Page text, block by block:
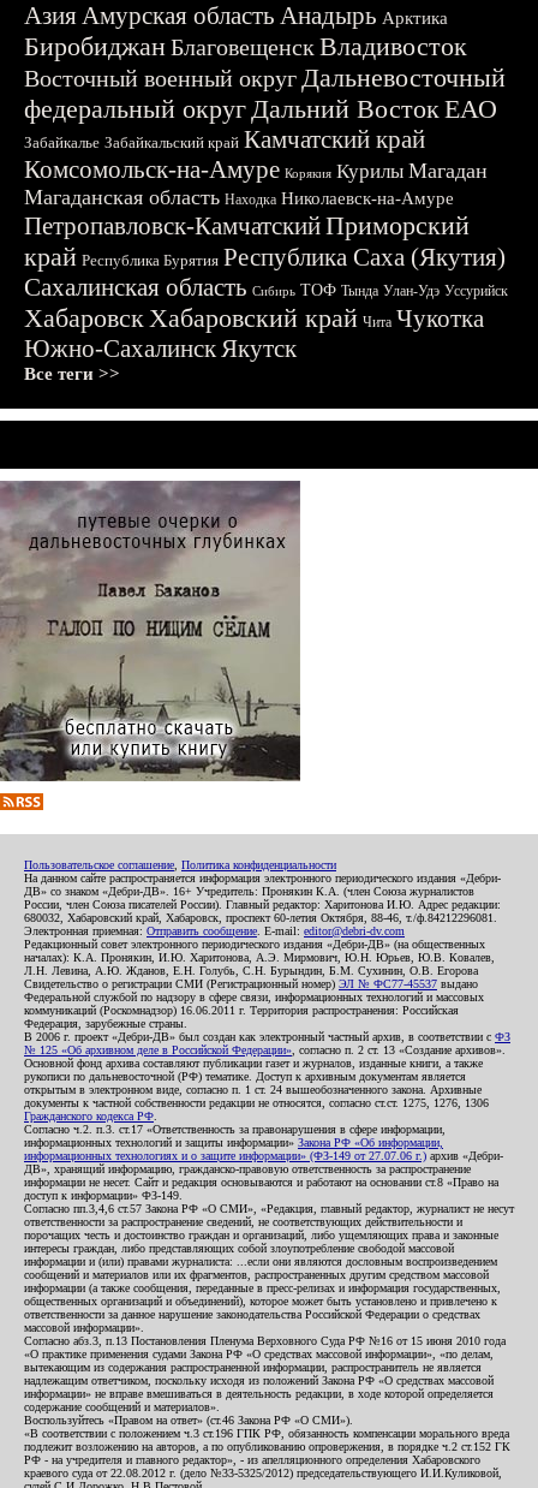
АзияАмурская область Анадырь Арктика
БиробиджанБлаговещенскВладивосток
Восточный военный округДальневосточный
федеральный округДальний ВостокЕАО
Забайкалье Забайкальский край Камчатский край
Комсомольск-на-Амуре Корякия Курилы Магадан
Магаданская область Находка Николаевск-на-Амуре
Петропавловск-КамчатскийПриморский
край Республика Бурятия Республика Саха (Якутия)
Сахалинская область Сибирь ТОФ Тында Улан-Удэ Уссурийск
ХабаровскХабаровский край Чита Чукотка
Южно-СахалинскЯкутск
Все теги >>
Пользовательское соглашение Политика конфиденциальности
На данном сайте распространяется информация электронного периодического издания «Дебри-
ДВ» со знаком «Дебри-ДВ». 16+ Учредитель: Пронякин К.А. (член Союза журналистов
России, член Союза писателей России). Главный редактор: Харитонова И.Ю. Адрес редакции:
680032, Хабаровский край, Хабаровск, проспект 60-летия Октября, 88-46, т./ф.84212296081.
Электронная приемная: Отправить сообщение . E-mail: editor@debri-dv.com
Редакционный совет электронного периодического издания «Дебри-ДВ» (на общественных
началах): К.А. Пронякин, И.Ю. Харитонова, А.Э. Мирмович, Ю.Н. Юрьев, Ю.В. Ковалев,
Л.Н. Левина, А.Ю. Жданов, Е.Н. Голубь, С.Н. Бурындин, Б.М. Сухинин, О.В. Егорова
Свидетельство о регистрации СМИ (Регистрационный номер) ЭЛ № ФС77-45537 выдано
Федеральной службой по надзору в сфере связи, информационных технологий и массовых
коммуникаций (Роскомнадзор) 16.06.2011 г. Территория распространения: Российская
Федерация, зарубежные страны.
В 2006 г. проект «Дебри-ДВ» был создан как электронный частный архив, в соответствии с ФЗ
№ 125 «Об архивном деле в Российской Федерации» , согласно п. 2 ст. 13 «Создание архивов».
Основной фонд архива составляют публикации газет и журналов, изданные книги, а также
рукописи по дальневосточной (РФ) тематике. Доступ к архивным документам является
открытым в электронном виде, согласно п. 1 ст. 24 вышеобозначенного закона. Архивные
документы к частной собственности редакции не относятся, согласно ст.ст. 1275, 1276, 1306
Гражданского кодекса РФ
Согласно ч.2. п.3. ст.17 «Ответственность за правонарушения в сфере информации,
информационных технологий и защиты информации» Закона РФ «Об информации,
информационных технологиях и о защите информации» (ФЗ-149 от 27.07.06 г.) архив «Дебри-
ДВ», хранящий информацию, гражданско-правовую ответственность за распространение
информации не несет. Сайт и редакция основываются и работают на основании ст.8 «Право на
доступ к информации» ФЗ-149.
Согласно пп.3,4,6 ст.57 Закона РФ «О СМИ», «Редакция, главный редактор, журналист не несут
ответственности за распространение сведений, не соответствующих действительности и
порочащих честь и достоинство граждан и организаций, либо ущемляющих права и законные
интересы граждан, либо представляющих собой злоупотребление свободой массовой
информации и (или) правами журналиста: ...если они являются дословным воспроизведением
сообщений и материалов или их фрагментов, распространенных другим средством массовой
информации (а также сообщения, переданные в пресс-релизах и информация государственных,
общественных организаций и объединений), которое может быть установлено и привлечено к
ответственности за данное нарушение законодательства Российской Федерации о средствах
массовой информации».
Согласно абз.3, п.13 Постановления Пленума Верховного Суда РФ №16 от 15 июня 2010 года
«О практике применения судами Закона РФ «О средствах массовой информации», «по делам,
вытекающим из содержания распространенной информации, распространитель не является
надлежащим ответчиком, поскольку исходя из положений Закона РФ «О средствах массовой
информации» не вправе вмешиваться в деятельность редакции, в ходе которой определяется
содержание сообщений и материалов».
Воспользуйтесь «Правом на ответ» (ст.46 Закона РФ «О СМИ»).
«В соответствии с положением ч.3 ст.196 ГПК РФ, обязанность компенсации морального вреда
подлежит возложению на авторов, а по опубликованию опровержения, в порядке ч.2 ст.152 ГК
РФ - на учредителя и главного редактор», - из апелляционного определения Хабаровского
краевого суда от 22.08.2012 г. (дело №33-5325/2012) председательствующего И.И.Куликовой,